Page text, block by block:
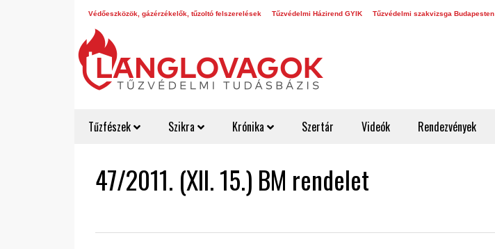
Védőeszközök, gázérzékelők, tűzoltó felszerelések Tűzvédelmi Házirend GYIK Tűzvédelmi szakvizsga Budapesten
Tűzfészek Szikra Krónika Szertár Videók Rendezvények
47/2011. (XII. 15.) BM rendelet